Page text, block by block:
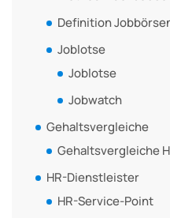
Definition
Joblotse
Joblotse
Jobwatch
Gehaltsvergleiche
Gehaltsvergleiche
HR-Dienstleister
HR-Service-Point